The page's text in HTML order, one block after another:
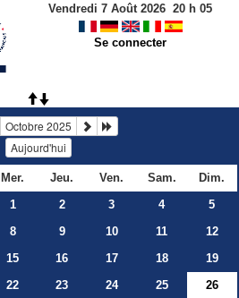
Vendredi 7 Août 2026 20 h 05
Se connecter
Octobre 2025
Aujourd'hui
Mer. Jeu. Ven. Sam.
Dim.
1 2 3 4
5
8 9 10 11
12
15 16 17 18
19
22 23 24 25
26